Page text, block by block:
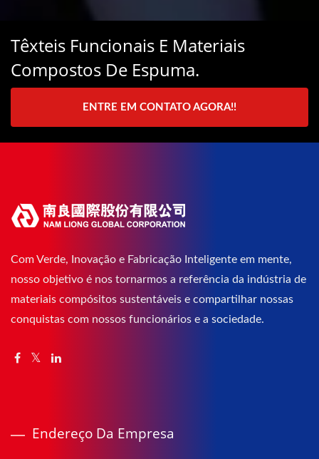
Têxteis Funcionais E Materiais
Compostos De Espuma.
ENTRE EM CONTATO AGORA!!
Com Verde, Inovação e Fabricação Inteligente em mente,
nosso objetivo é nos tornarmos a referência da indústria de
materiais compósitos sustentáveis e compartilhar nossas
conquistas com nossos funcionários e a sociedade.
Endereço Da Empresa